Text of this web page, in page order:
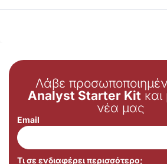
Λάβε
Analyst Starter Kit
νέα μας
Email
Τι σε ενδιαφέρει περισσότερο;